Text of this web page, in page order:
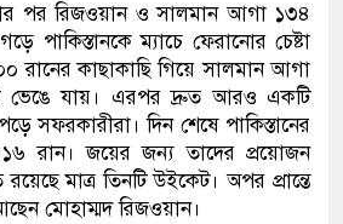
পর রিজওয়ান ও সালমান আগা ১৩৪
পাকিস্তানকে ম্যাচে ফেরানোর চেষ্টা
রানের কাছাকাছি গিয়ে সালমান আগা
যায়। এরপর দ্রুত আরও একটি
সফরকারীরা। দিন শেষে পাকিস্তানের
রান। জয়ের জন্য তাদের প্রয়োজন
মাত্র তিনটি উইকেট। অপর প্রান্তে
মোহাম্মদ রিজওয়ান।